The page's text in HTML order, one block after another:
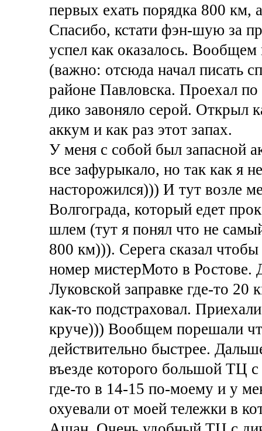
первых ехать порядка 800 км,
Спасибо, кстати фэн-шую за
успел как оказалось.
(важно: отсюда начал писать
районе Павловска. Проехал
дико завоняло серой. Открыл
аккум и как раз этот запах.
У меня с собой был запасной
все зафурыкало, но так как я
насторожился))) И тут возле
Волгограда, который едет
шлем (тут я понял что не
800 км))). Серега сказал чтобы
номер мистерМото в Ростове.
Луковской заправке где-то 20
как-то подстраховал.
круче))) Вообщем порешали
действительно быстрее.
въезде которого большой ТЦ
где-то в 14-15 по-моему и у
охуевали от моей тележки в